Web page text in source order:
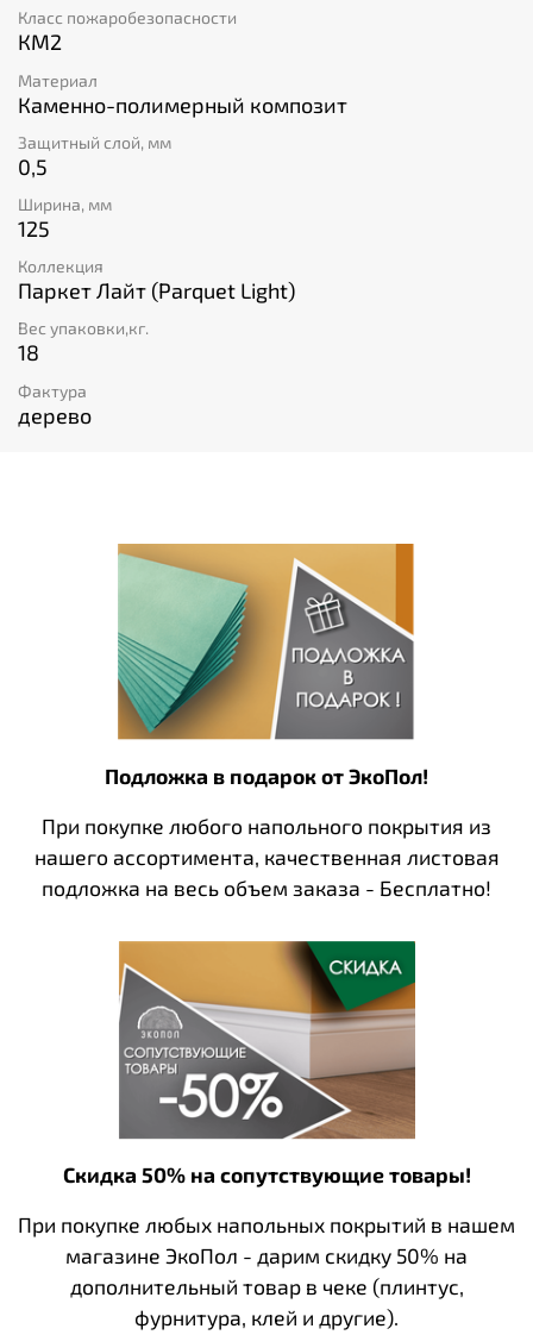
Класс пожаробезопасности
КМ2
Материал
Каменно-полимерный композит
Защитный слой, мм
0,5
Ширина, мм
125
Коллекция
Паркет Лайт (Parquet Light)
Вес упаковки,кг.
18
Фактура
дерево
Подложка в подарок от ЭкоПол!
При покупке любого напольного покрытия из
нашего ассортимента, качественная листовая
подложка на весь объем заказа - Бесплатно!
Скидка 50% на сопутствующие товары!
При покупке любых напольных покрытий в нашем
магазине ЭкоПол - дарим скидку 50% на
дополнительный товар в чеке (плинтус,
фурнитура, клей и другие).